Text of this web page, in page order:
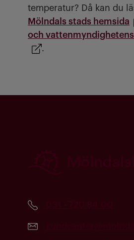
temperatur? Då kan du
Mölndals stads hemsida
och
.